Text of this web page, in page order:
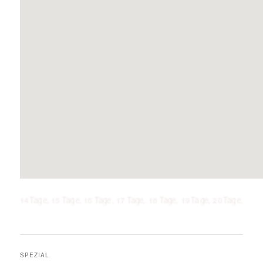
SPEZIAL